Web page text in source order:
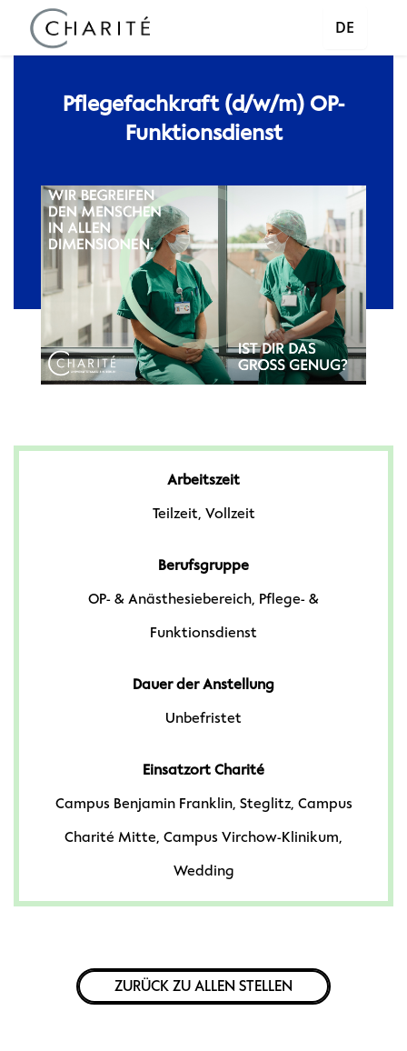
DE
Pflegefachkraft (d/w/m) OP-
Funktionsdienst
Arbeitszeit
Teilzeit, Vollzeit
Berufsgruppe
OP- & Anästhesiebereich, Pflege- &
Funktionsdienst
Dauer der Anstellung
Unbefristet
Einsatzort Charité
Campus Benjamin Franklin, Steglitz, Campus
Charité Mitte, Campus Virchow-Klinikum,
Wedding
ZURÜCK ZU ALLEN STELLEN